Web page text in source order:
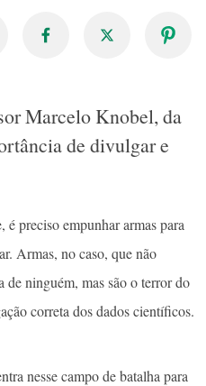
Marcelo Knobel, da
de divulgar e
é preciso empunhar armas para
Armas, no caso, que não
de ninguém, mas são o terror do
correta dos dados científicos.
nesse campo de batalha para